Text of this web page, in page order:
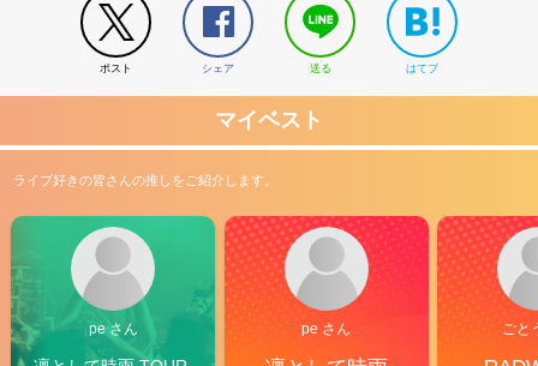
ポスト シェア 送る はてブ
マイベスト
ライブ好きの皆さんの推しをご紹介します。
pe さん pe さん ごと